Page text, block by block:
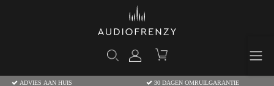
ADVIES AAN HUIS
30 DAGEN OMRUILGARANTIE